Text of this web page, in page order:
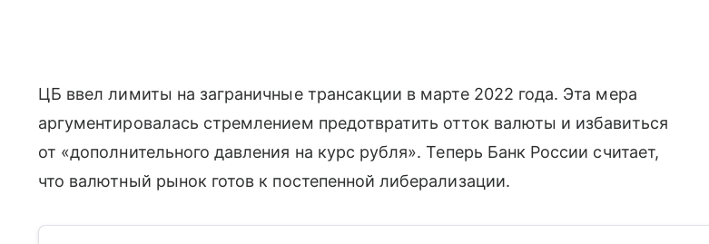
ЦБ ввел лимиты на заграничные трансакции в марте 2022 года. Эта мера
аргументировалась стремлением предотвратить отток валюты и избавиться
от «дополнительного давления на курс рубля». Теперь Банк России считает,
что валютный рынок готов к постепенной либерализации.